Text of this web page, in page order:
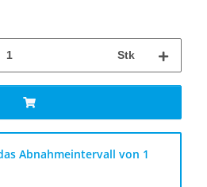
Stk
Abnahmeintervall von 1